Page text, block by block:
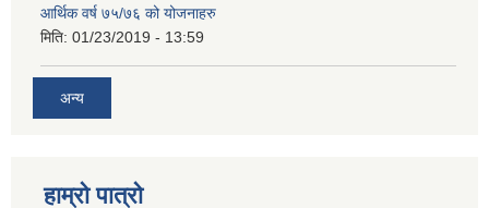
आर्थिक वर्ष ७५/७६ को योजनाहरु
मिति: 01/23/2019 - 13:59
अन्य
हाम्रो पात्रो